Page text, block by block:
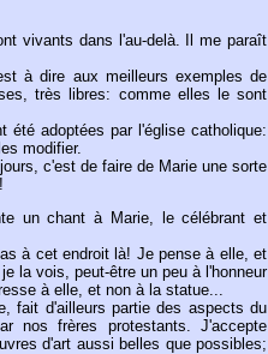
vivants dans l'au-delà. Il me paraît
à dire aux meilleurs exemples de
très libres: comme elles le sont
été adoptées par l'église catholique:
modifier.
c'est de faire de Marie une sorte
un chant à Marie, le célébrant et
à cet endroit là! Je pense à elle, et
la vois, peut-être un peu à l'honneur
à elle, et non à la statue...
fait d'ailleurs partie des aspects du
nos frères protestants. J'accepte
d'art aussi belles que possibles;